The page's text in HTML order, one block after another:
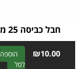
חבל כביסה 25 מטר
₪10.00
הוספה
לסל
A